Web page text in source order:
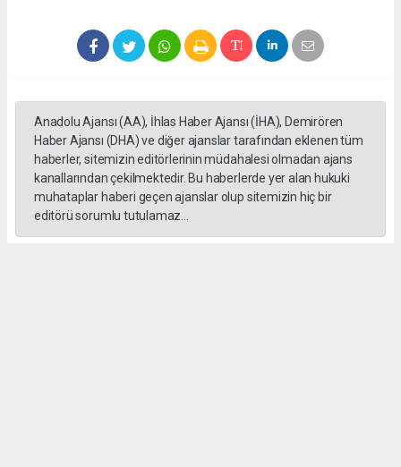
Anadolu Ajansı (AA), İhlas Haber Ajansı (İHA), Demirören
Haber Ajansı (DHA) ve diğer ajanslar tarafından eklenen tüm
haberler, sitemizin editörlerinin müdahalesi olmadan ajans
kanallarından çekilmektedir. Bu haberlerde yer alan hukuki
muhataplar haberi geçen ajanslar olup sitemizin hiç bir
editörü sorumlu tutulamaz...